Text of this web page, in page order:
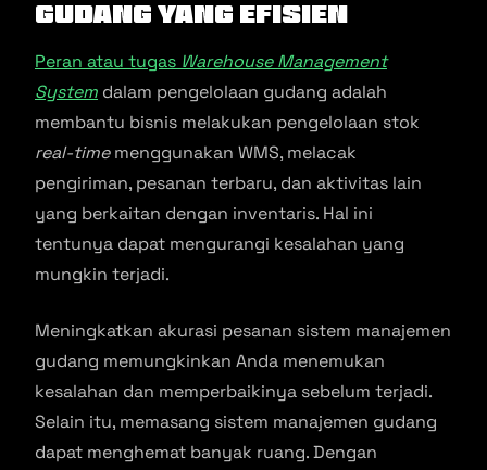
Gudang yang Efisien
Peran atau tugas Warehouse Management
System dalam pengelolaan gudang adalah
membantu bisnis melakukan pengelolaan stok
real-timemenggunakan WMS, melacak
pengiriman, pesanan terbaru, dan aktivitas lain
yang berkaitan dengan inventaris. Hal ini
tentunya dapat mengurangi kesalahan yang
mungkin terjadi.
Meningkatkan akurasi pesanan sistem manajemen
gudang memungkinkan Anda menemukan
kesalahan dan memperbaikinya sebelum terjadi.
Selain itu, memasang sistem manajemen gudang
dapat menghemat banyak ruang. Dengan